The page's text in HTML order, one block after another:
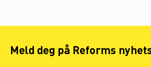
Meld deg på Reforms